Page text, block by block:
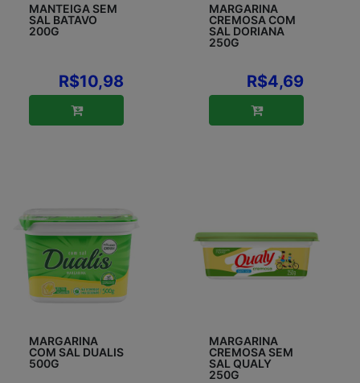
MANTEIGA SEM
SAL BATAVO
200G
R$10,98
MARGARINA
CREMOSA COM
SAL DORIANA
250G
R$4,69
MARGARINA
COM SAL DUALIS
500G
MARGARINA
CREMOSA SEM
SAL QUALY
250G